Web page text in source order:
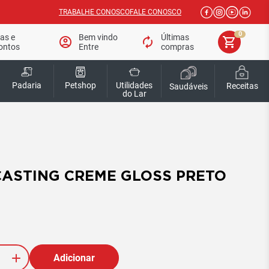
TRABALHE CONOSCOFALE CONOSCO
e
account_circle
Bem vindo
Entre
autorenew
Últimas
compras
shopping_cart
0
Padaria Petshop
Utilidades
do Lar
Saudáveis Receitas
CREME GLOSS PRETO
Adicionar